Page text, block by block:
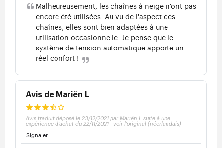
Malheureusement, les chaînes à neige n'ont pas
encore été utilisées. Au vu de l'aspect des
chaînes, elles sont bien adaptées à une
utilisation occasionnelle. Je pense que le
système de tension automatique apporte un
réel confort !
Avis de Mariën L
Avis traduit déposé le 23/12/2021 par Mariën L suite à une
expérience d'achat du 22/11/2021 - voir l'original (néerlandais)
Signaler